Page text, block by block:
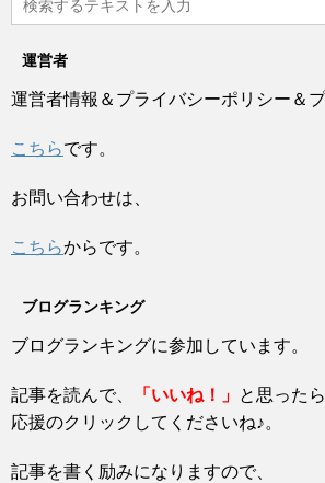
運営者
運営者情報＆プライバシーポリシー＆プ
こちらです。
お問い合わせは、
こちらからです。
ブログランキング
ブログランキングに参加しています。
記事を読んで、 「いいね！」 と思ったら
応援のクリックしてくださいね♪。
記事を書く励みになりますので、